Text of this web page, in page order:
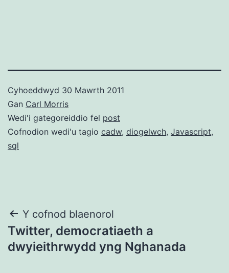
Cyhoeddwyd 30 Mawrth 2011
Gan Carl Morris
Wedi'i gategoreiddio fel post
Cofnodion wedi'u tagio cadw, diogelwch, Javascript,
sql
Llywio
cofnod
Y cofnod blaenorol
Twitter, democratiaeth a
dwyieithrwydd yng Nghanada